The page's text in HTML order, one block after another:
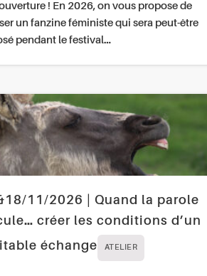
! En 2026, on vous propose de
un fanzine féministe qui sera peut-être
pendant le festival…
11/2026 | Quand la parole
créer les conditions d’un
échange
ATELIER